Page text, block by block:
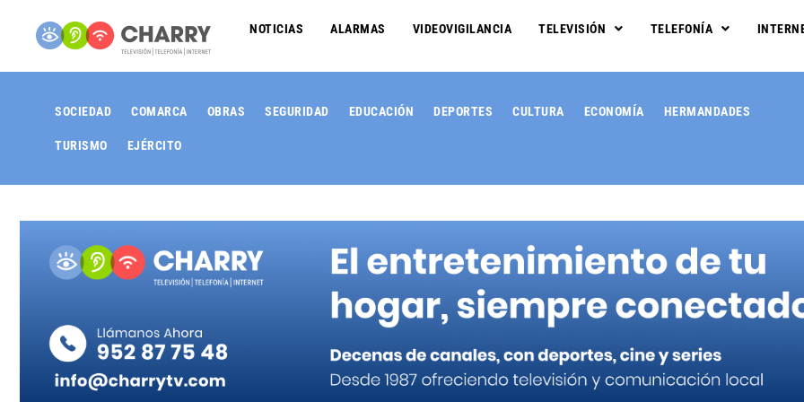
NOTICIAS ALARMAS VIDEOVIGILANCIA TELEVISIÓN TELEFONÍA
SOCIEDAD COMARCA OBRAS SEGURIDAD EDUCACIÓN DEPORTES CULTURA ECONOMÍA HERMANDADES
TURISMO EJÉRCITO